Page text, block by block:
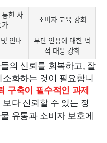
한 사
가
소비자 교육 강화
안내
무단 인용에 대한 법
적 대응 강화
의 신뢰를 회복하고, 잘
화하는 것이 필요합니
구축이 필수적인 과제
다 신뢰할 수 있는 정
유통과 소비자 보호에